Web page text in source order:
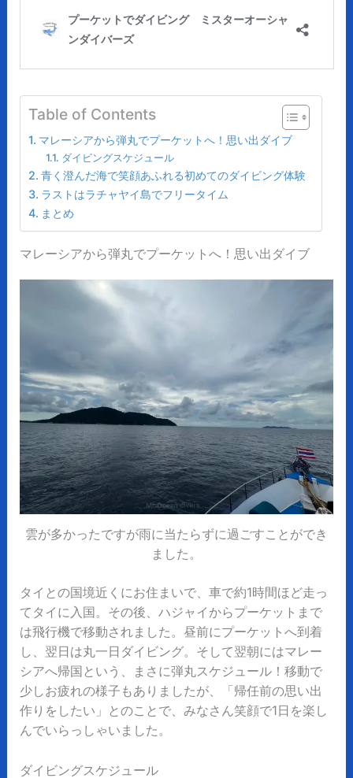
Table of Contents
マレーシアから弾丸でプーケットへ！思い出ダイブ
ダイビングスケジュール
青く澄んだ海で笑顔あふれる初めてのダイビング体験
ラストはラチャヤイ島でフリータイム
まとめ
マレーシアから弾丸でプーケットへ！思い出ダイブ
雲が多かったですが雨に当たらずに過ごすことができ
ました。
タイとの国境近くにお住まいで、車で約1時間ほど走っ
てタイに入国。その後、ハジャイからプーケットまで
は飛行機で移動されました。昼前にプーケットへ到着
し、翌日は丸一日ダイビング。そして翌朝にはマレー
シアへ帰国という、まさに弾丸スケジュール！移動で
少しお疲れの様子もありましたが、「帰任前の思い出
作りをしたい」とのことで、みなさん笑顔で1日を楽し
んでいらっしゃいました。
ダイビングスケジュール